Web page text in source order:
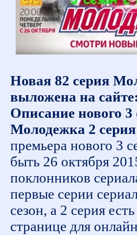
Новая 82 серия
выложена на
Описание нового 3
Молодежка 2
премьера нового 3
быть 26 октября
поклонников
первые серии
сезон, а 2 серия
странице для